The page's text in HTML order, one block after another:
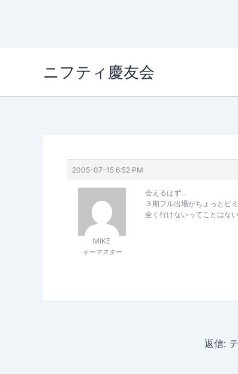
ニフティ慶友会
2005-07-15 6:52 PM
MIKE
キーマスター
会えるはず…
３期フル出場がちょっとビ
全く行けないってことはな
返信: